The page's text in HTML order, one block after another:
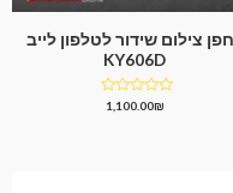
צילום שידור לטלפון לייב
KY606D
דורג1,100.00₪